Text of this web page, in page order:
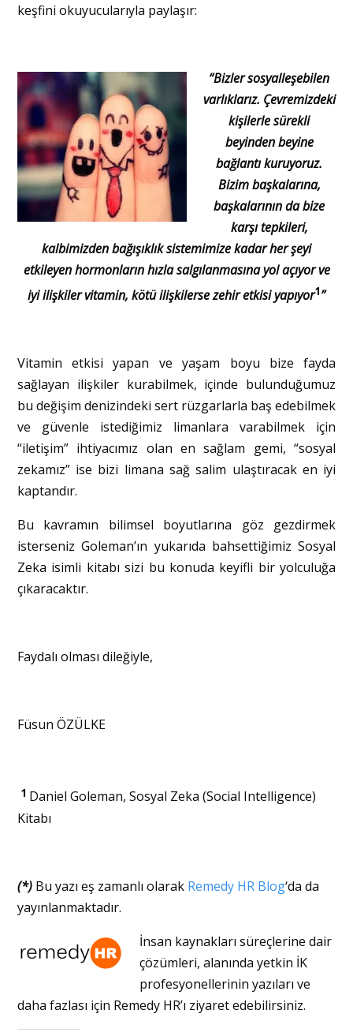
keşfini okuyucularıyla paylaşır:
“Bizler sosyalleşebilen
varlıklarız. Çevremizdeki
kişilerle sürekli
beyinden beyine
bağlantı kuruyoruz.
Bizim başkalarına,
başkalarının da bize
karşı tepkileri,
kalbimizden bağışıklık sistemimize kadar her şeyi
etkileyen hormonların hızla salgılanmasına yol açıyor ve
iyi ilişkiler vitamin, kötü ilişkilerse zehir etkisi yapıyor1”
Vitamin etkisi yapan ve yaşam boyu bize fayda
sağlayan ilişkiler kurabilmek, içinde bulunduğumuz
bu değişim denizindeki sert rüzgarlarla baş edebilmek
ve güvenle istediğimiz limanlara varabilmek için
“iletişim” ihtiyacımız olan en sağlam gemi, “sosyal
zekamız” ise bizi limana sağ salim ulaştıracak en iyi
kaptandır.
Bu kavramın bilimsel boyutlarına göz gezdirmek
isterseniz Goleman’ın yukarıda bahsettiğimiz Sosyal
Zeka isimli kitabı sizi bu konuda keyifli bir yolculuğa
çıkaracaktır.
Faydalı olması dileğiyle,
Füsun ÖZÜLKE
1 Daniel Goleman, Sosyal Zeka (Social Intelligence)
Kitabı
(*)Bu yazı eş zamanlı olarak Remedy HR Blog‘da da
yayınlanmaktadır.
İnsan kaynakları süreçlerine dair
çözümleri, alanında yetkin İK
profesyonellerinin yazıları ve
daha fazlası için Remedy HR’ı ziyaret edebilirsiniz.